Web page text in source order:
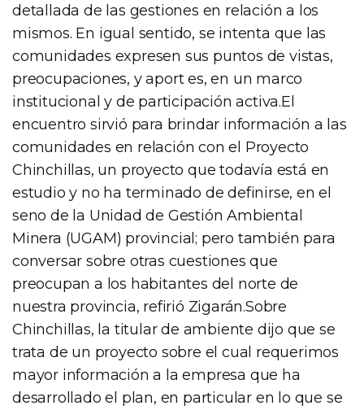
detallada de las gestiones en relación a los
mismos. En igual sentido, se intenta que las
comunidades expresen sus puntos de vistas,
preocupaciones, y aport es, en un marco
institucional y de participación activa.El
encuentro sirvió para brindar información a las
comunidades en relación con el Proyecto
Chinchillas, un proyecto que todavía está en
estudio y no ha terminado de definirse, en el
seno de la Unidad de Gestión Ambiental
Minera (UGAM) provincial; pero también para
conversar sobre otras cuestiones que
preocupan a los habitantes del norte de
nuestra provincia, refirió Zigarán.Sobre
Chinchillas, la titular de ambiente dijo que se
trata de un proyecto sobre el cual requerimos
mayor información a la empresa que ha
desarrollado el plan, en particular en lo que se